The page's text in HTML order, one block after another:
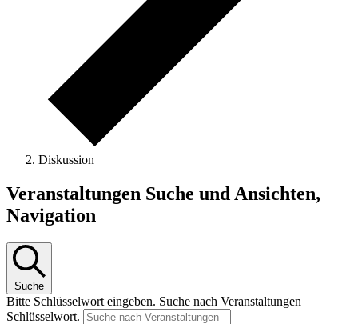
Diskussion
Veranstaltungen
Veranstaltungen Suche und Ansichten,
Navigation
Suche
Bitte Schlüsselwort eingeben. Suche nach Veranstaltungen
Schlüsselwort.